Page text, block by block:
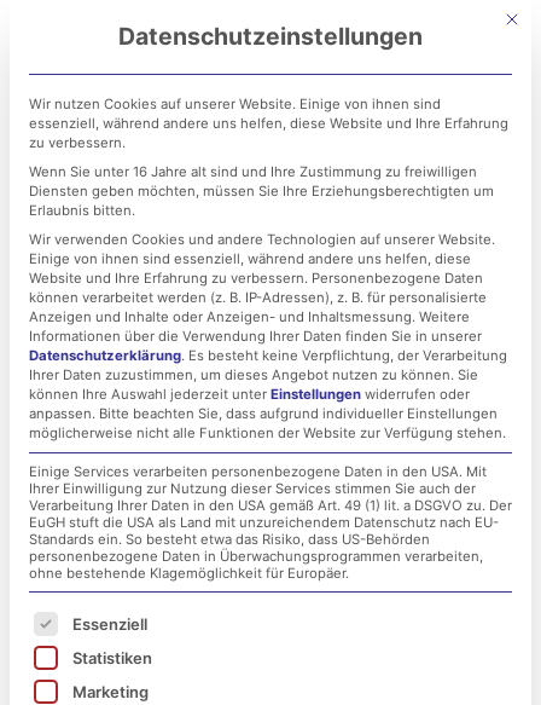
springen
Lernen aus
Cyberangriffen: Warum
regelmäßige IT-
Sicherheitsaudits
unverzichtbar sind
2. Mai 2024
Mit
Datenschutzeinstellungen
Wir nutzen Cookies auf unserer Website. Einige von ihnen sind
essenziell, während andere uns helfen, diese Website und Ihre Erfahrung
zu verbessern.
Wenn Sie unter 16 Jahre alt sind und Ihre Zustimmung zu freiwilligen
Diensten geben möchten, müssen Sie Ihre Erziehungsberechtigten um
Erlaubnis bitten.
Wir verwenden Cookies und andere Technologien auf unserer Website.
Einige von ihnen sind essenziell, während andere uns helfen, diese
Website und Ihre Erfahrung zu verbessern. Personenbezogene Daten
können verarbeitet werden (z. B. IP-Adressen), z. B. für personalisierte
Anzeigen und Inhalte oder Anzeigen- und Inhaltsmessung. Weitere
Informationen über die Verwendung Ihrer Daten finden Sie in unserer
Datenschutzerklärung. Es besteht keine Verpflichtung, der Verarbeitung
Ihrer Daten zuzustimmen, um dieses Angebot nutzen zu können. Sie
können Ihre Auswahl jederzeit unter Einstellungen widerrufen oder
anpassen. Bitte beachten Sie, dass aufgrund individueller Einstellungen
möglicherweise nicht alle Funktionen der Website zur Verfügung stehen.
Einige Services verarbeiten personenbezogene Daten in den USA. Mit
Ihrer Einwilligung zur Nutzung dieser Services stimmen Sie auch der
Verarbeitung Ihrer Daten in den USA gemäß Art. 49 (1) lit. a DSGVO zu. Der
EuGH stuft die USA als Land mit unzureichendem Datenschutz nach EU-
Standards ein. So besteht etwa das Risiko, dass US-Behörden
personenbezogene Daten in Überwachungsprogrammen verarbeiten,
ohne bestehende Klagemöglichkeit für Europäer.
Es folgt eine Liste der Service-Gruppen, für die
Essenziell
Statistiken
Marketing